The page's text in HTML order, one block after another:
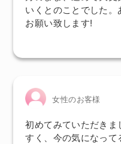
いくとのことでした
お願い致します!
女性のお客様
初めてみていただき
すく、今の気になって